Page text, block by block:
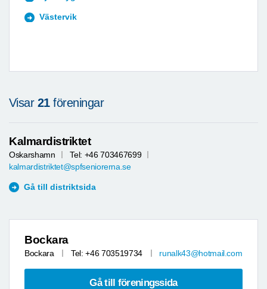
Västervik
Visar 21föreningar
Kalmardistriktet
Oskarshamn
Tel: +46 703467699
kalmardistriktet@spfseniorerna.se
Gå till distriktsida
Bockara
Bockara Tel: +46 703519734 runalk43@hotmail.com
Gå till föreningssida